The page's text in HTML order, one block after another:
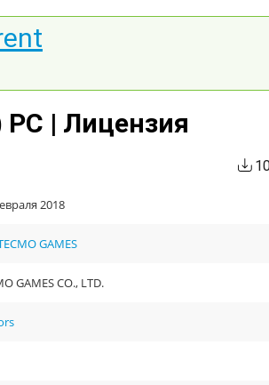
PC | Лицензия
2018
GAMES
GAMES CO., LTD.